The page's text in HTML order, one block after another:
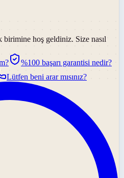
birimine hoş geldiniz. Size nasıl
%100 başarı garantisi nedir?
Lütfen beni arar mısınız?